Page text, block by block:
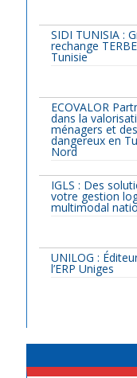
SIDI TUNISIA :
rechange
Tunisie
ECOVALOR
dans la
ménagers et
dangereux en
Nord
IGLS : Des
votre gestion
multimodal
UNILOG :
l’ERP Uniges